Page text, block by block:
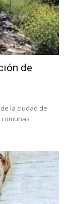
de
la ciudad de